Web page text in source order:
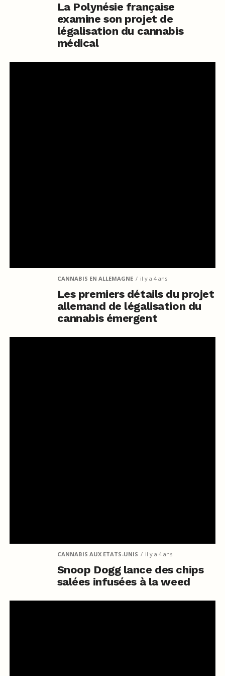
La Polynésie française
examine son projet de
légalisation du cannabis
médical
CANNABIS EN ALLEMAGNE il y a 4 ans
Les premiers détails du projet
allemand de légalisation du
cannabis émergent
CANNABIS AUX ETATS-UNIS il y a 4 ans
Snoop Dogg lance des chips
salées infusées à la weed